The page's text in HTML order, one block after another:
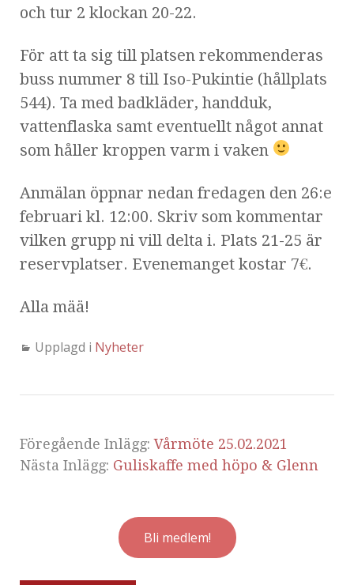
och tur 2 klockan 20-22.
För att ta sig till platsen rekommenderas
buss nummer 8 till Iso-Pukintie (hållplats
544). Ta med badkläder, handduk,
vattenflaska samt eventuellt något annat
som håller kroppen varm i vaken
Anmälan öppnar nedan fredagen den 26:e
februari kl. 12:00. Skriv som kommentar
vilken grupp ni vill delta i. Plats 21-25 är
reservplatser. Evenemanget kostar 7€.
Alla mää!
Upplagd i Nyheter
Föregående Inlägg:Vårmöte 25.02.2021
Nästa Inlägg: Guliskaffe med höpo & Glenn
Bli medlem!